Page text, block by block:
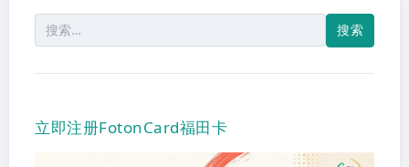
索：
立即注册FotonCard福田卡